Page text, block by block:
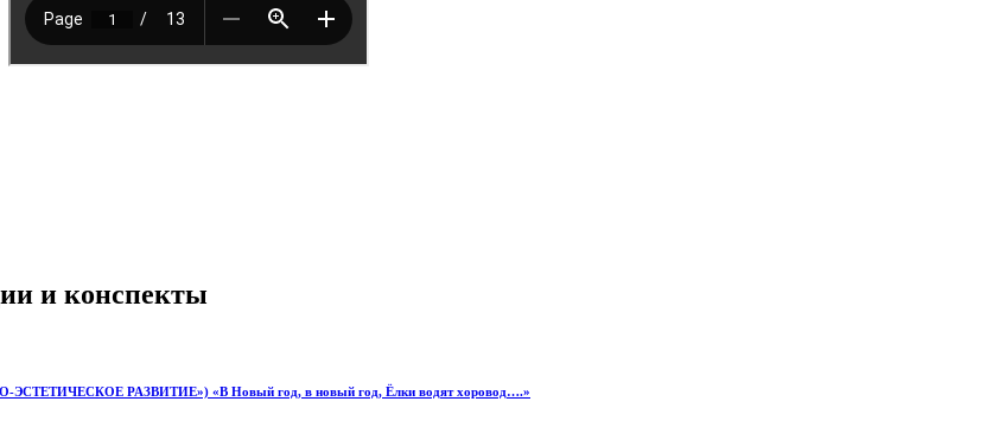
и конспекты
РАЗВИТИЕ») «В Новый год, в новый год, Ёлки водят хоровод….»